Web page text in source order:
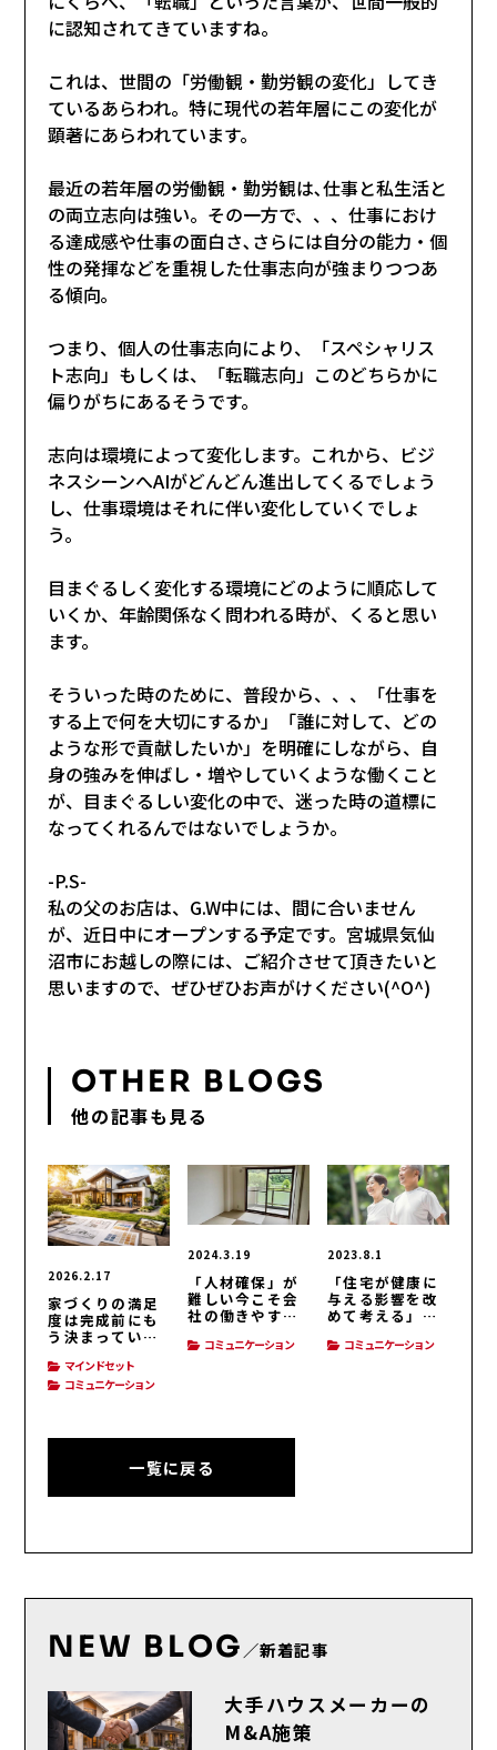
に認知されてきていますね。
これは、世間の「労働観・勤労観の変化」してき
ているあらわれ。特に現代の若年層にこの変化が
顕著にあらわれています。
最近の若年層の労働観・勤労観は､仕事と私生活と
の両立志向は強い。その一方で、、、仕事におけ
る達成感や仕事の面白さ､さらには自分の能力・個
性の発揮などを重視した仕事志向が強まりつつあ
る傾向｡
つまり、個人の仕事志向により、「スペシャリス
ト志向」もしくは、「転職志向」このどちらかに
偏りがちにあるそうです。
志向は環境によって変化します。これから、ビジ
ネスシーンへAIがどんどん進出してくるでしょう
し、仕事環境はそれに伴い変化していくでしょ
う。
目まぐるしく変化する環境にどのように順応して
いくか、年齢関係なく問われる時が、くると思い
ます。
そういった時のために、普段から、、、「仕事を
する上で何を大切にするか」「誰に対して、どの
ような形で貢献したいか」を明確にしながら、自
身の強みを伸ばし・増やしていくような働くこと
が、目まぐるしい変化の中で、迷った時の道標に
なってくれるんではないでしょうか。
-P.S-
私の父のお店は、G.W中には、間に合いません
が、近日中にオープンする予定です。宮城県気仙
沼市にお越しの際には、ご紹介させて頂きたいと
思いますので、ぜひぜひお声がけください(^O^)
OTHER BLOGS
他の記事も見る
2026.2.17
家づくりの満足
度は完成前にも
う決まってい
マインドセット
コミュニケーション
2024.3.19
「人材確保」が
難しい今こそ会
社の働きやすさ
営・人材育成
コミュニケーション
2023.8.1
「住宅が健康に
与える影響を改
めて考える」コ
ン コミュニケーション
一覧に戻る
NEW BLOG／新着記事
大手ハウスメーカーの
M&A施策